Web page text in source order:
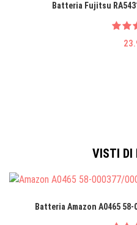
Batteria Fujitsu
VISTI DI
Batteria Amazon A0465 58-